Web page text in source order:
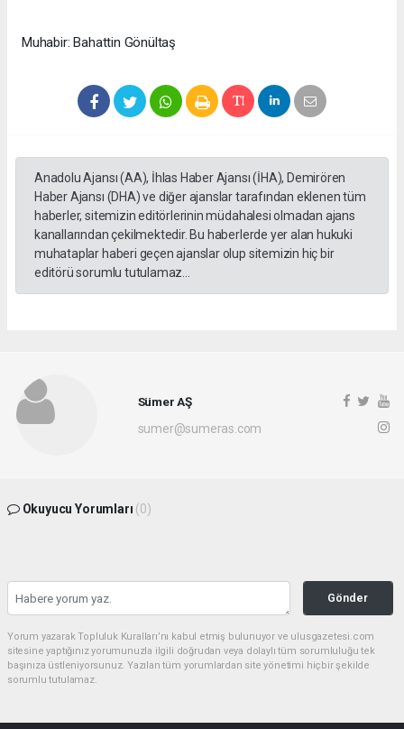
Muhabir: Bahattin Gönültaş
Anadolu Ajansı (AA), İhlas Haber Ajansı (İHA), Demirören
Haber Ajansı (DHA) ve diğer ajanslar tarafından eklenen tüm
haberler, sitemizin editörlerinin müdahalesi olmadan ajans
kanallarından çekilmektedir. Bu haberlerde yer alan hukuki
muhataplar haberi geçen ajanslar olup sitemizin hiç bir
editörü sorumlu tutulamaz...
Sümer AŞ
sumer@sumeras.com
Okuyucu Yorumları (0)
Gönder
Yorum yazarak Topluluk Kuralları’nı kabul etmiş bulunuyor ve ulusgazetesi.com
sitesine yaptığınız yorumunuzla ilgili doğrudan veya dolaylı tüm sorumluluğu tek
başınıza üstleniyorsunuz. Yazılan tüm yorumlardan site yönetimi hiçbir şekilde
sorumlu tutulamaz.